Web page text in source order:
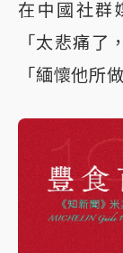
在中國社群
「太悲痛了
「緬懷他所